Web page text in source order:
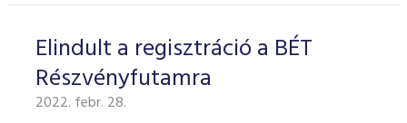
Elindult a regisztráció a BÉT
Részvényfutamra
2022. febr. 28.